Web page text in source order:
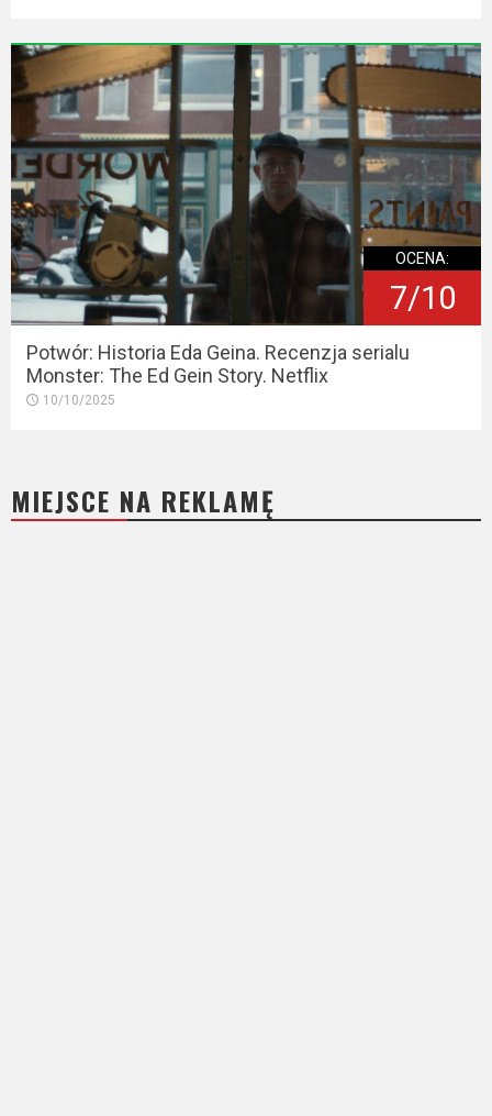
OCENA:
7/10
Potwór: Historia Eda Geina. Recenzja serialu
Monster: The Ed Gein Story. Netflix
10/10/2025
MIEJSCE NA REKLAMĘ